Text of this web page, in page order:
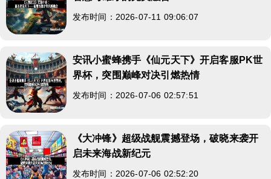
发布时间：2026-07-11 09:06:07
安讯小蜜蜂携手《仙元天下》开启客服PK世
界杯，突围巅峰对决引燃热情
发布时间：2026-07-06 02:57:51
《大冲锋》超级战舰震撼登场，破晓来袭开
启未来海战新纪元
发布时间：2026-07-06 02:52:20